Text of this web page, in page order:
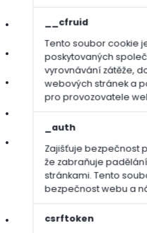
__cfruid
Tento soubor cookie
poskytovaných
vyrovnávání zátěže,
webových stránek a
pro provozovatele
_auth
Zajišťuje bezpečnost
že zabraňuje
stránkami. Tento
bezpečnost webu a
csrftoken
rozměr role 53 x 189 x 2,5 cm
váha role 20 – 25 kg (v
váha palety cca 1 000 kg
Složení travní směsi:
Lipnice luční / Poa pratensis: